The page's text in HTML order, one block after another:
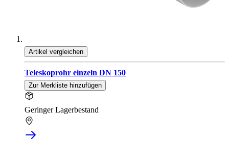
Artikel vergleichen
Teleskoprohr einzeln DN 150
Zur Merkliste hinzufügen
Geringer Lagerbestand